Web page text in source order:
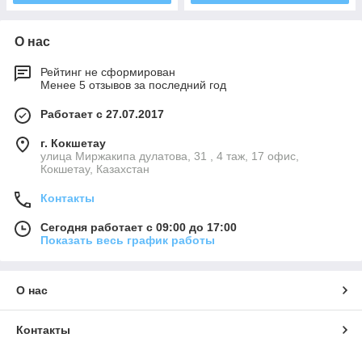
О нас
Рейтинг не сформирован
Менее 5 отзывов за последний год
Работает с 27.07.2017
г. Кокшетау
улица Миржакипа дулатова, 31 , 4 таж, 17 офис,
Кокшетау, Казахстан
Контакты
Сегодня работает с 09:00 до 17:00
Показать весь график работы
О нас
Контакты